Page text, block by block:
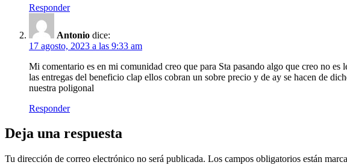
Responder
Antonio dice:
17 agosto, 2023 a las 9:33 am
Mi comentario es en mi comunidad creo que para Sta pasando algo que creo no
las entregas del beneficio clap ellos cobran un sobre precio y de ay se hacen de
nuestra poligonal
Responder
Deja una respuesta
Tu dirección de correo electrónico no será publicada. Los campos obligatorios están